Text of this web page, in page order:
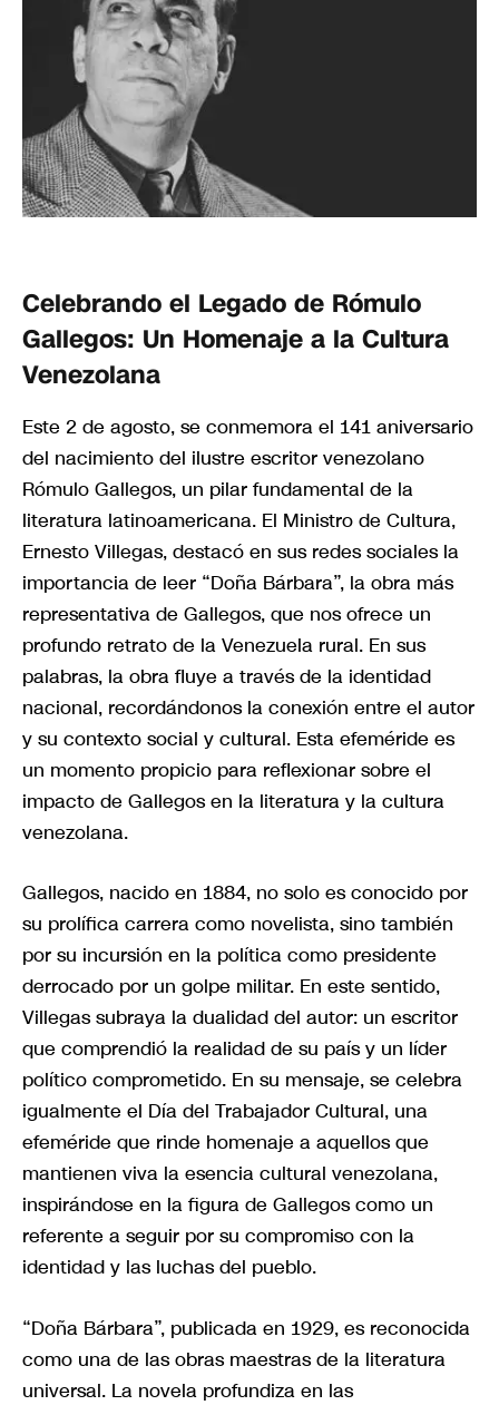
Celebrando el Legado de Rómulo
Gallegos: Un Homenaje a la Cultura
Venezolana
Este 2 de agosto, se conmemora el 141 aniversario
del nacimiento del ilustre escritor venezolano
Rómulo Gallegos, un pilar fundamental de la
literatura latinoamericana. El Ministro de Cultura,
Ernesto Villegas, destacó en sus redes sociales la
importancia de leer “Doña Bárbara”, la obra más
representativa de Gallegos, que nos ofrece un
profundo retrato de la Venezuela rural. En sus
palabras, la obra fluye a través de la identidad
nacional, recordándonos la conexión entre el autor
y su contexto social y cultural. Esta efeméride es
un momento propicio para reflexionar sobre el
impacto de Gallegos en la literatura y la cultura
venezolana.
Gallegos, nacido en 1884, no solo es conocido por
su prolífica carrera como novelista, sino también
por su incursión en la política como presidente
derrocado por un golpe militar. En este sentido,
Villegas subraya la dualidad del autor: un escritor
que comprendió la realidad de su país y un líder
político comprometido. En su mensaje, se celebra
igualmente el Día del Trabajador Cultural, una
efeméride que rinde homenaje a aquellos que
mantienen viva la esencia cultural venezolana,
inspirándose en la figura de Gallegos como un
referente a seguir por su compromiso con la
identidad y las luchas del pueblo.
“Doña Bárbara”, publicada en 1929, es reconocida
como una de las obras maestras de la literatura
universal. La novela profundiza en las